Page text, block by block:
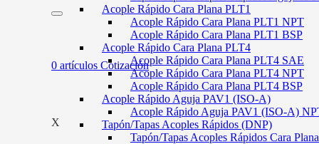
0 artículos Cotización
X
Acople Rápido Cara Plana PLT1
Acople Rápido Cara Plana PLT1 NPT
Acople Rápido Cara Plana PLT1 BSP
Acople Rápido Cara Plana PLT4
Acople Rápido Cara Plana PLT4 SAE
Acople Rápido Cara Plana PLT4 NPT
Acople Rápido Cara Plana PLT4 BSP
Acople Rápido Aguja PAV1 (ISO-A)
Acople Rápido Aguja PAV1 (ISO-A)
Tapón/Tapas Acoples Rápidos (DNP)
Tapón/Tapas Acoples Rápidos Cara